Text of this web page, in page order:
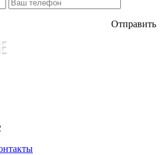
Отправить